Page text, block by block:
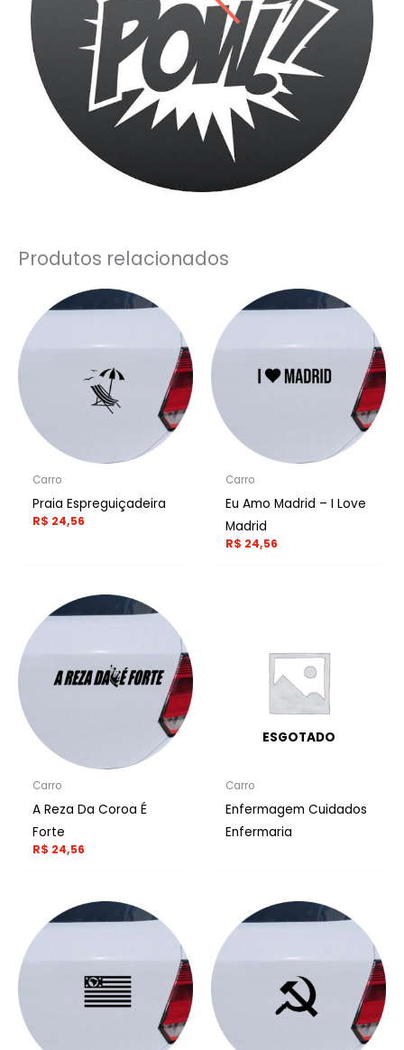
Produtos relacionados
Carro
Praia Espreguiçadeira
R$ 24,56
Carro
Eu Amo Madrid – I Love
Madrid
R$ 24,56
Carro
A Reza Da Coroa É
Forte
R$ 24,56
ESGOTADO
Carro
Enfermagem Cuidados
Enfermaria